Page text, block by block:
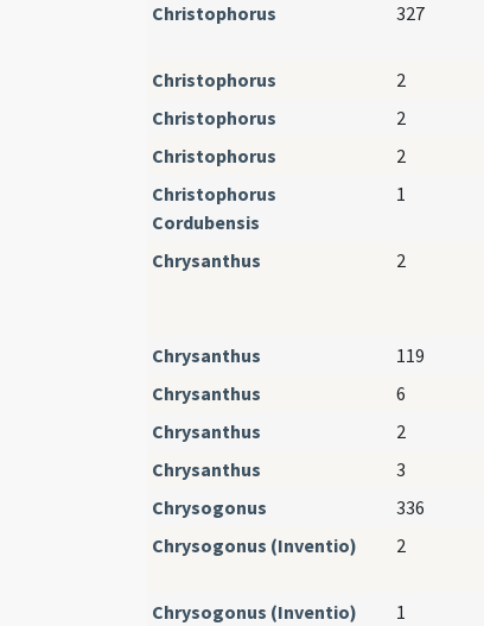
Christophorus
327
Christophorus 2
Christophorus
2
Christophorus
2
Christophorus
Cordubensis
1
Chrysanthus 2
Chrysanthus
119
Chrysanthus
6
Chrysanthus
2
Chrysanthus
3
Chrysogonus
336
Chrysogonus (Inventio)
2
Chrysogonus (Inventio) 1